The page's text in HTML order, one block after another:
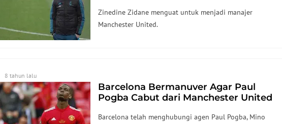
Zinedine Zidane menguat untuk menjadi manajer
Manchester United.
8 tahun lalu
Barcelona Bermanuver Agar Paul
Pogba Cabut dari Manchester United
Barcelona telah menghubungi agen Paul Pogba, Mino